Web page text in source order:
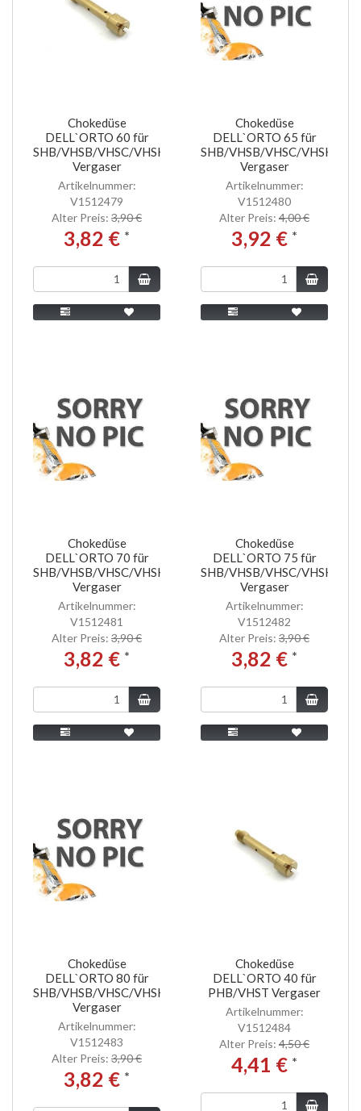
Chokedüse
DELL`ORTO 60 für
SHB/VHSB/VHSC/VHSH
Vergaser
Artikelnummer:
V1512479
Alter Preis: 3,90 €
3,82 € *
Chokedüse
DELL`ORTO 65 für
SHB/VHSB/VHSC/VHSH
Vergaser
Artikelnummer:
V1512480
Alter Preis: 4,00 €
3,92 € *
Chokedüse
DELL`ORTO 70 für
SHB/VHSB/VHSC/VHSH
Vergaser
Artikelnummer:
V1512481
Alter Preis: 3,90 €
3,82 € *
Chokedüse
DELL`ORTO 75 für
SHB/VHSB/VHSC/VHSH
Vergaser
Artikelnummer:
V1512482
Alter Preis: 3,90 €
3,82 € *
Chokedüse
DELL`ORTO 80 für
SHB/VHSB/VHSC/VHSH
Vergaser
Artikelnummer:
V1512483
Alter Preis: 3,90 €
3,82 € *
Chokedüse
DELL`ORTO 40 für
PHB/VHST Vergaser
Artikelnummer:
V1512484
Alter Preis: 4,50 €
4,41 € *